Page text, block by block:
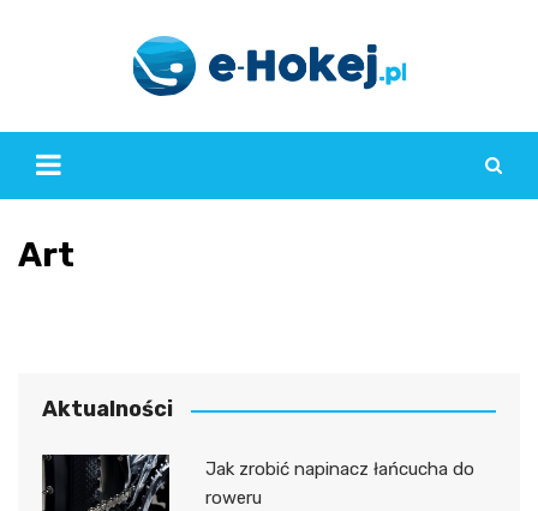
Art
Aktualności
Jak zrobić napinacz łańcucha do
roweru